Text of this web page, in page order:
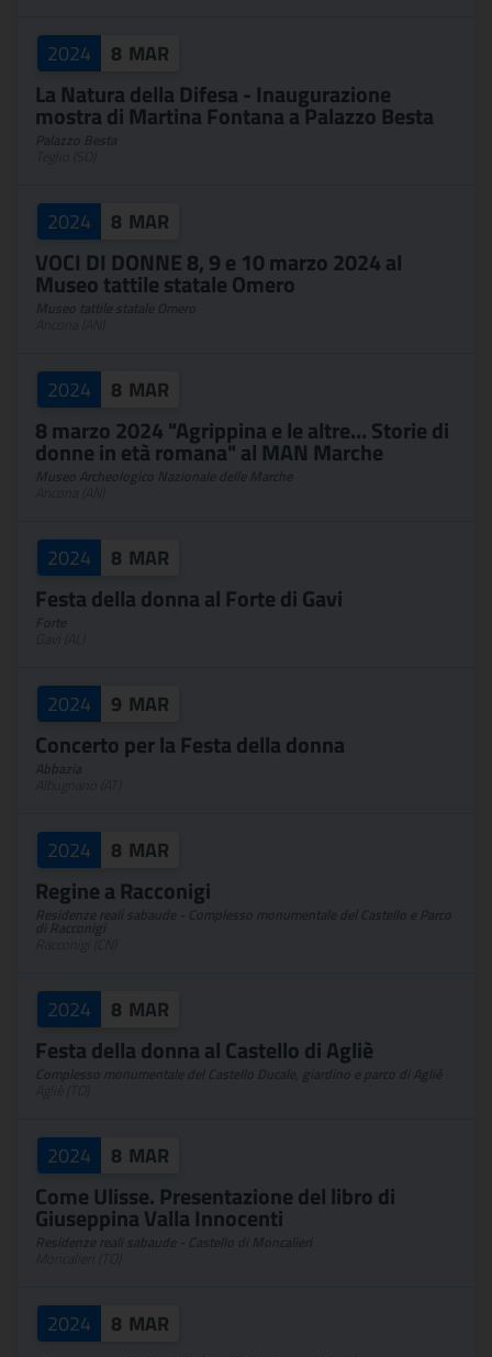
2024 8 MAR
La Natura della Difesa - Inaugurazione
mostra di Martina Fontana a Palazzo Besta
2024 8 MAR
VOCI DI DONNE 8, 9 e 10 marzo 2024 al
Museo tattile statale Omero
2024 8 MAR
8 marzo 2024 "Agrippina e le altre… Storie di
donne in età romana" al MAN Marche
2024 8 MAR
Festa della donna al Forte di Gavi
2024 9 MAR
Concerto per la Festa della donna
2024 8 MAR
Regine a Racconigi
2024 8 MAR
Festa della donna al Castello di Agliè
2024 8 MAR
Come Ulisse. Presentazione del libro di
Giuseppina Valla Innocenti
2024 8 MAR